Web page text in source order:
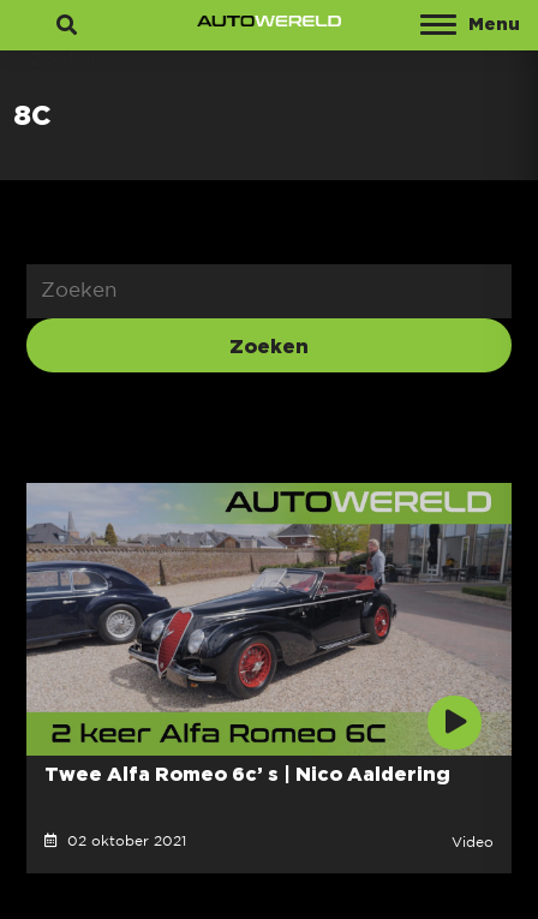
Menu
8C
Twee Alfa Romeo 6c’ s | Nico Aaldering
02 oktober 2021 Video